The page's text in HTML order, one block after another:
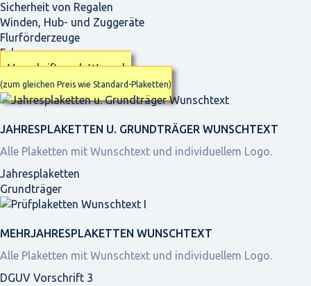
Sicherheit von Regalen
Winden, Hub- und Zuggeräte
Flurförderzeuge
Fahrzeuge
Vorschrift nach Wunsch
(zum gleichen Preis wie Standard-Plaketten)
JAHRES­PLAKETTEN U. GRUNDTRÄGER WUNSCHTEXT
Alle Plaketten mit Wunschtext und individuellem Logo.
Jahresplaketten
Grundträger
MEHRJAHRES­PLAKETTEN WUNSCHTEXT
Alle Plaketten mit Wunschtext und individuellem Logo.
DGUV Vorschrift 3